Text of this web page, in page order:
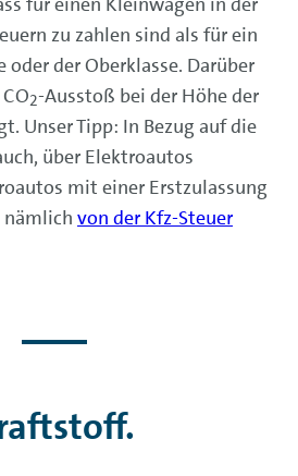
zu zahlen sind als für ein
der Oberklasse. Darüber
2-Ausstoß bei der Höhe der
Unser Tipp: In Bezug auf die
über Elektroautos
mit einer Erstzulassung
nämlich von der Kfz-Steuer